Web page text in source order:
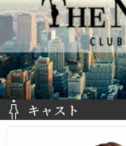
キャスト